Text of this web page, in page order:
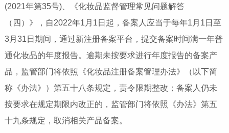
(2021年第35号)、《化妆品监督管理常见问题解答
（四）》，自2022年1月1日起，备案人应当于每年1月1日至
3月31日期间，通过新注册备案平台，提交备案时间满一年普
通化妆品的年度报告。逾期未按要求进行年度报告的备案产
品，监管部门将依照《化妆品注册备案管理办法》（以下简
称《办法》）第五十八条规定，责令限期整改；备案人仍未
按要求在规定期限内改正的，监管部门将依照《办法》第五
十九条规定，取消相关产品备案。